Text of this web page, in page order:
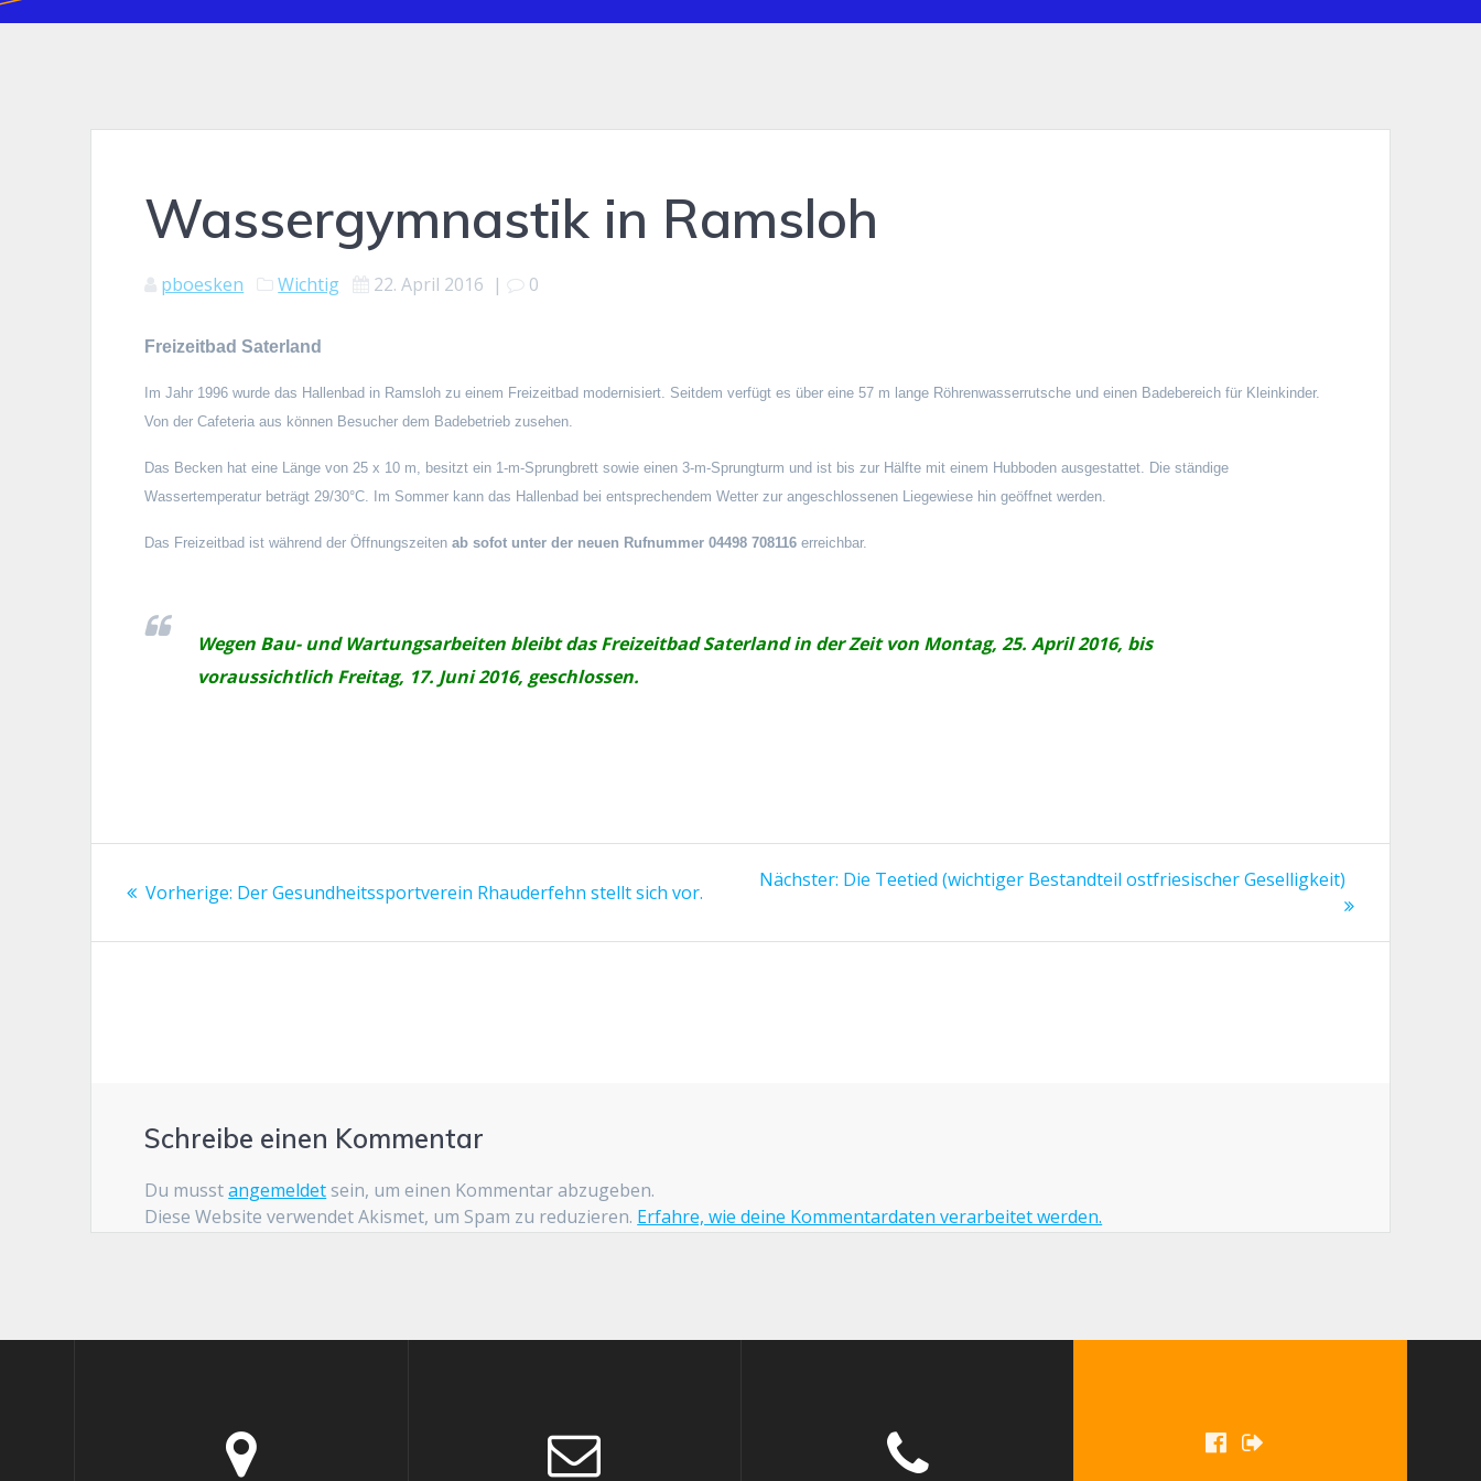
Wassergymnastik in Ramsloh
pboesken Wichtig 22. April 2016 | 0
Freizeitbad Saterland
Im Jahr 1996 wurde das Hallenbad in Ramsloh zu einem Freizeitbad modernisiert. Seitdem verfügt es über eine 57 m lange Röhrenwasserrutsche und einen Badebereich für Kleinkinder.
Von der Cafeteria aus können Besucher dem Badebetrieb zusehen.
Das Becken hat eine Länge von 25 x 10 m, besitzt ein 1-m-Sprungbrett sowie einen 3-m-Sprungturm und ist bis zur Hälfte mit einem Hubboden ausgestattet. Die ständige
Wassertemperatur beträgt 29/30°C. Im Sommer kann das Hallenbad bei entsprechendem Wetter zur angeschlossenen Liegewiese hin geöffnet werden.
Das Freizeitbad ist während der Öffnungszeiten ab sofot unter der neuen Rufnummer 04498 708116 erreichbar.
Wegen Bau- und Wartungsarbeiten bleibt das Freizeitbad Saterland in der Zeit von Montag, 25. April 2016, bis
voraussichtlich Freitag, 17. Juni 2016, geschlossen.
Vorherige: Vorheriger
Der Gesundheitssportverein Rhauderfehn stellt sich vor.
Nächster: Nächster
Die Teetied (wichtiger Bestandteil ostfriesischer Geselligkeit)
Schreibe einen Kommentar
Du musstangemeldetsein, um einen Kommentar abzugeben.
Diese Website verwendet Akismet, um Spam zu reduzieren. Erfahre, wie deine Kommentardaten verarbeitet werden.